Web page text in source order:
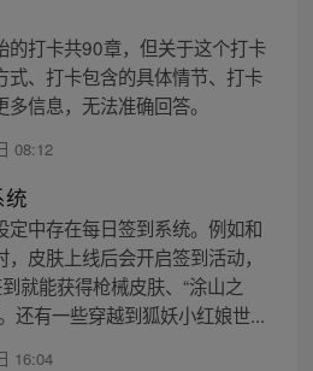
的打卡共90章，但关于这个打卡
式、打卡包含的具体情节、打卡
信息，无法准确回答。
08:12
定中存在每日签到系统。例如和
皮肤上线后会开启签到活动，
就能获得枪械皮肤、“涂山之
还有一些穿越到狐妖小红娘世...
16:04